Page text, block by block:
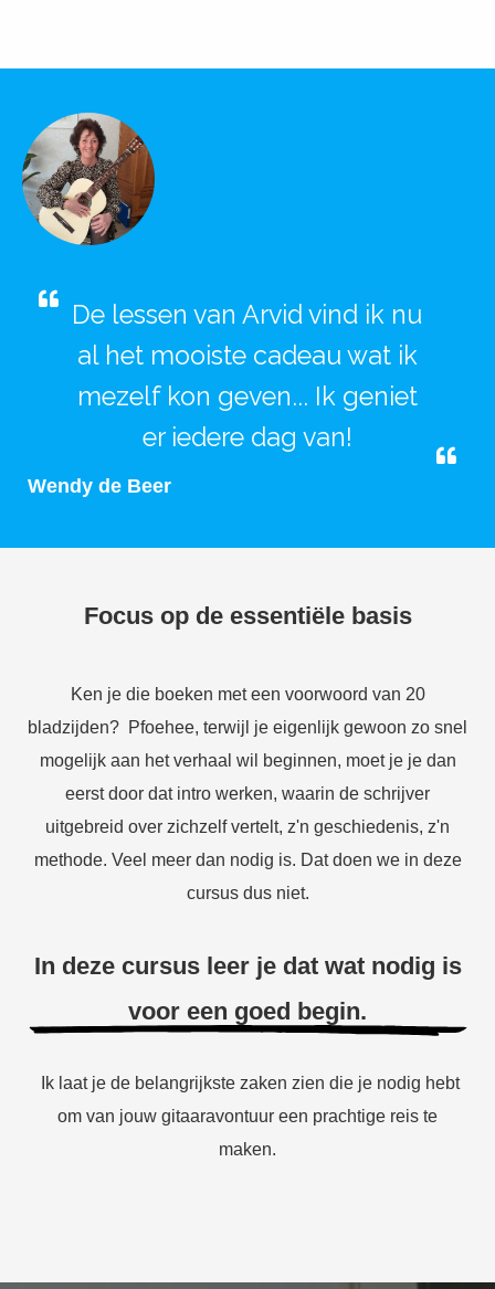
De lessen van Arvid vind ik nu
al het mooiste cadeau wat ik
mezelf kon geven... Ik geniet
er iedere dag van!
Wendy de Beer
Focus op de essentiële basis
Ken je die boeken met een voorwoord van 20
bladzijden? Pfoehee, terwijl je eigenlijk gewoon zo snel
mogelijk aan het verhaal wil beginnen, moet je je dan
eerst door dat intro werken, waarin de schrijver
uitgebreid over zichzelf vertelt, z'n geschiedenis, z'n
methode. Veel meer dan nodig is. Dat doen we in deze
cursus dus niet.
In deze cursus leer je dat wat nodig is
voor een goed begin.
Ik laat je de belangrijkste zaken zien die je nodig hebt
om van jouw gitaaravontuur een prachtige reis te
maken.